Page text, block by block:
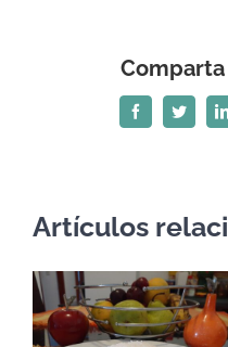
FacebookTwitter
Artículos